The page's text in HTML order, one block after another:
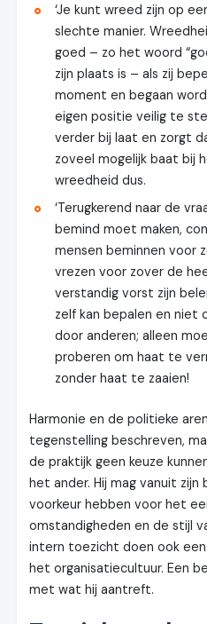
‘Je kunt wreed zijn op
slechte manier.
goed – zo het woord
zijn plaats is – als zij
moment en begaan
eigen positie veilig te
verder bij laat en zorgt
zoveel mogelijk baat bij
wreedheid dus.
‘Terugkerend naar de
bemind moet maken,
mensen beminnen voor
vrezen voor zover de
verstandig vorst zijn
zelf kan bepalen en niet
door anderen; alleen
proberen om haat te
zonder haat te zaaien!
Harmonie en de politieke
tegenstelling beschreven,
de praktijk geen keuze
het ander. Hij mag vanuit zijn
voorkeur hebben voor het
omstandigheden en de stijl
intern toezicht doen ook
het organisatiecultuur. Een
met wat hij aantreft.